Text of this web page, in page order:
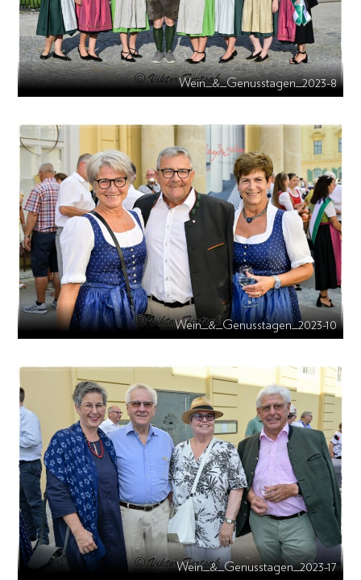
Wein_&_Genusstagen_2023-8
Wein_&_Genusstagen_2023-10
Wein_&_Genusstagen_2023-17